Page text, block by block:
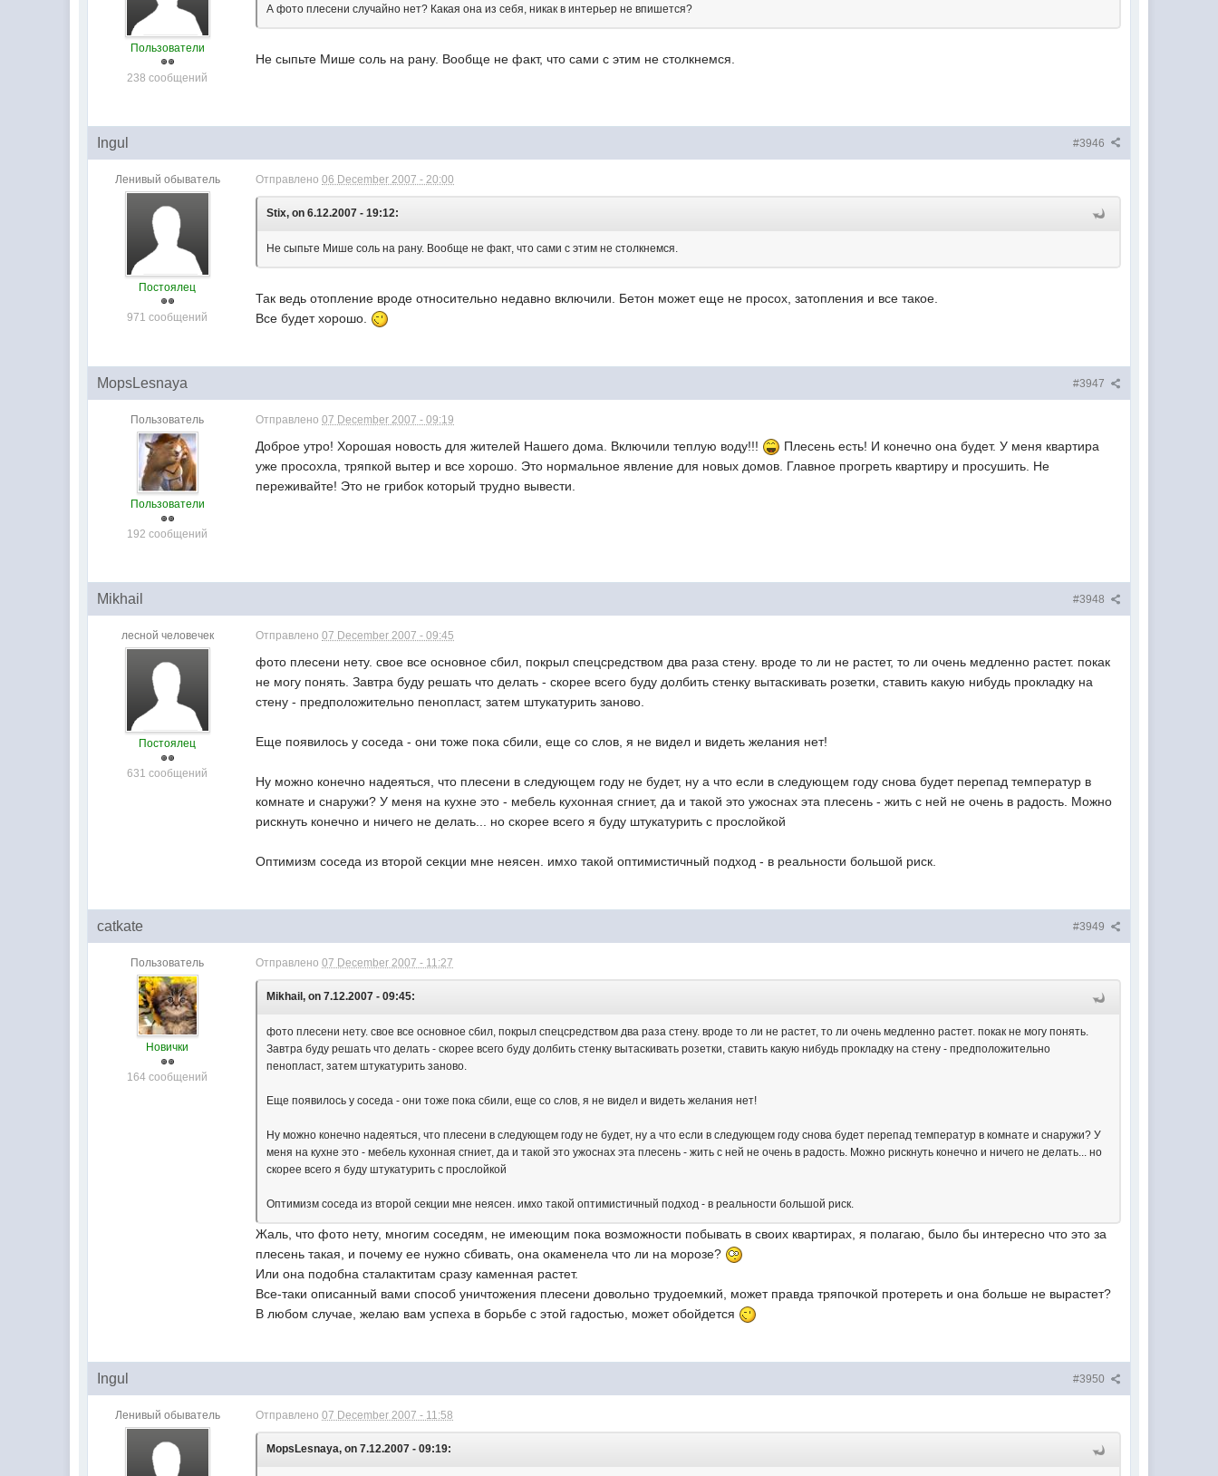
Пользователи
238 сообщений
А фото плесени случайно нет? Какая она из себя, никак в интерьер не впишется?
Не сыпьте Мише соль на рану. Вообще не факт, что сами с этим не столкнемся.
#3946
Ingul
Ленивый обыватель
Постоялец
971 сообщений
Отправлено06 December 2007 - 20:00
Stix, on 6.12.2007 - 19:12:
Не сыпьте Мише соль на рану. Вообще не факт, что сами с этим не столкнемся.
Так ведь отопление вроде относительно недавно включили. Бетон может еще не просох, затопления и все такое.
Все будет хорошо.
#3947
MopsLesnaya
Пользователь
Пользователи
192 сообщений
Отправлено07 December 2007 - 09:19
Доброе утро! Хорошая новость для жителей Нашего дома. Включили теплую воду!!!
Плесень есть! И конечно она будет. У меня квартира
уже просохла, тряпкой вытер и все хорошо. Это нормальное явление для новых домов. Главное прогреть квартиру и просушить. Не
переживайте! Это не грибок который трудно вывести.
#3948
Mikhail
лесной человечек
Постоялец
631 сообщений
Отправлено07 December 2007 - 09:45
фото плесени нету. свое все основное сбил, покрыл спецсредством два раза стену. вроде то ли не растет, то ли очень медленно растет. покак
не могу понять. Завтра буду решать что делать - скорее всего буду долбить стенку вытаскивать розетки, ставить какую нибудь прокладку на
стену - предположительно пенопласт, затем штукатурить заново.
Еще появилось у соседа - они тоже пока сбили, еще со слов, я не видел и видеть желания нет!
Ну можно конечно надеяться, что плесени в следующем году не будет, ну а что если в следующем году снова будет перепад температур в
комнате и снаружи? У меня на кухне это - мебель кухонная сгниет, да и такой это ужоснах эта плесень - жить с ней не очень в радость. Можно
рискнуть конечно и ничего не делать... но скорее всего я буду штукатурить с прослойкой
Оптимизм соседа из второй секции мне неясен. имхо такой оптимистичный подход - в реальности большой риск.
#3949
catkate
Пользователь
Новички
164 сообщений
Отправлено07 December 2007 - 11:27
Mikhail, on 7.12.2007 - 09:45:
фото плесени нету. свое все основное сбил, покрыл спецсредством два раза стену. вроде то ли не растет, то ли очень медленно растет. покак не могу понять.
Завтра буду решать что делать - скорее всего буду долбить стенку вытаскивать розетки, ставить какую нибудь прокладку на стену - предположительно
пенопласт, затем штукатурить заново.
Еще появилось у соседа - они тоже пока сбили, еще со слов, я не видел и видеть желания нет!
Ну можно конечно надеяться, что плесени в следующем году не будет, ну а что если в следующем году снова будет перепад температур в комнате и снаружи? У
меня на кухне это - мебель кухонная сгниет, да и такой это ужоснах эта плесень - жить с ней не очень в радость. Можно рискнуть конечно и ничего не делать... но
скорее всего я буду штукатурить с прослойкой
Оптимизм соседа из второй секции мне неясен. имхо такой оптимистичный подход - в реальности большой риск.
Жаль, что фото нету, многим соседям, не имеющим пока возможности побывать в своих квартирах, я полагаю, было бы интересно что это за
плесень такая, и почему ее нужно сбивать, она окаменела что ли на морозе?
Или она подобна сталактитам сразу каменная растет.
Все-таки описанный вами способ уничтожения плесени довольно трудоемкий, может правда тряпочкой протереть и она больше не вырастет?
В любом случае, желаю вам успеха в борьбе с этой гадостью, может обойдется
#3950
Ingul
Ленивый обыватель Отправлено07 December 2007 - 11:58
MopsLesnaya, on 7.12.2007 - 09:19: